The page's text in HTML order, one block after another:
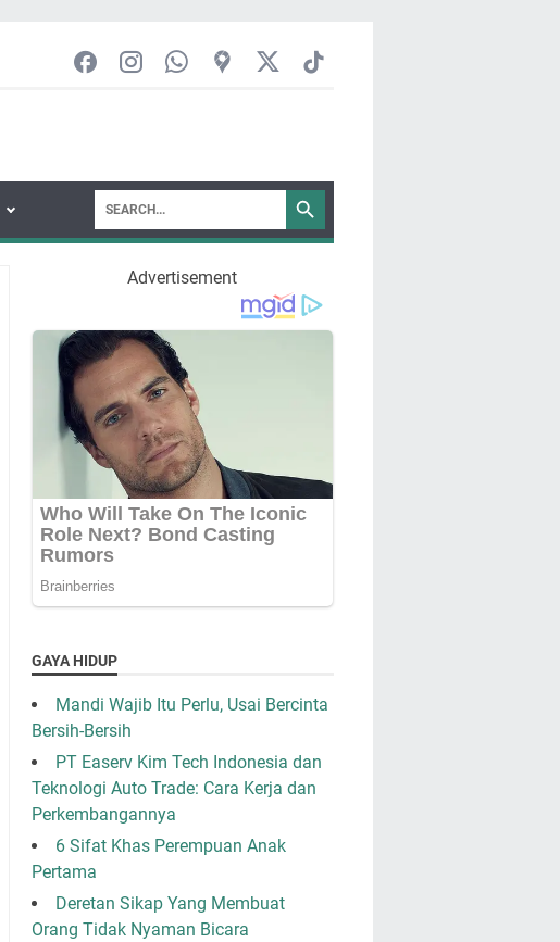
Advertisement
GAYA HIDUP
Mandi Wajib Itu Perlu, Usai Bercinta
Bersih-Bersih
PT Easerv Kim Tech Indonesia dan
Teknologi Auto Trade: Cara Kerja dan
Perkembangannya
6 Sifat Khas Perempuan Anak
Pertama
Deretan Sikap Yang Membuat
Orang Tidak Nyaman Bicara